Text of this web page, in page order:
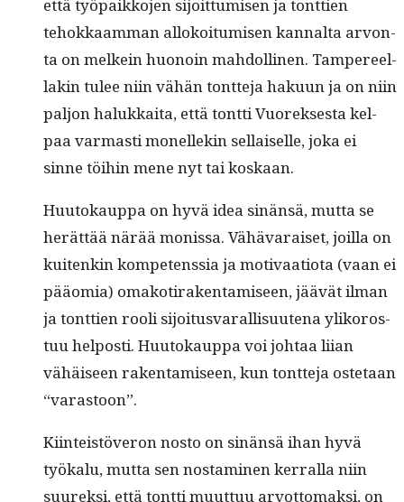
että työ­paikko­jen sijoit­tumisen ja tont­tien
tehokkaam­man allokoi­tu­misen kannal­ta arvon­
ta on melkein huonoin mah­dolli­nen. Tam­pereel­
lakin tulee niin vähän tont­te­ja haku­un ja on niin
paljon halukkai­ta, että tont­ti Vuorek­ses­ta kel­
paa var­masti mon­ellekin sel­l­aiselle, joka ei
sinne töi­hin mene nyt tai koskaan.
Huu­tokaup­pa on hyvä idea sinän­sä, mut­ta se
herät­tää närää monis­sa. Vähä­varaiset, joil­la on
kuitenkin kom­pe­tenssia ja moti­vaa­tio­ta (vaan ei
pääo­mia) omakoti­rak­en­tamiseen, jäävät ilman
ja tont­tien rooli sijoi­tus­var­al­lisuute­na yliko­ros­
tuu hel­posti. Huu­tokaup­pa voi johtaa liian
vähäiseen rak­en­tamiseen, kun tont­te­ja oste­taan
“varas­toon”.
Kiin­teistöveron nos­to on sinän­sä ihan hyvä
työkalu, mut­ta sen nos­t­a­mi­nen ker­ral­la niin
suurek­si, että tont­ti muut­tuu arvot­tomak­si, on